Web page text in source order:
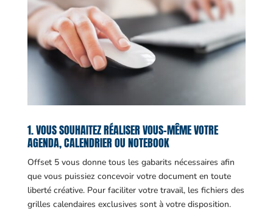
1. VOUS SOUHAITEZ RÉALISER VOUS-MÊME VOTRE
AGENDA, CALENDRIER OU NOTEBOOK
Offset 5 vous donne tous les gabarits nécessaires afin
que vous puissiez concevoir votre document en toute
liberté créative. Pour faciliter votre travail, les fichiers des
grilles calendaires exclusives sont à votre disposition.